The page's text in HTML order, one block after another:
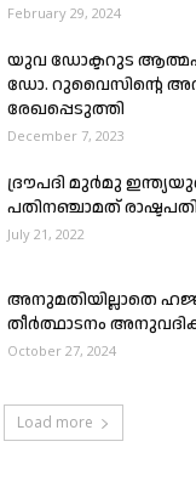
February 29, 2024
യുവ ഡോക്ടറുട
ഡോ. റുവൈസിന്റെ
രേഖപ്പെടുത്തി
December 7, 2023
ദ്രൗപദി മുര്‍മു
പതിനഞ്ചാമത് രാഷ്ടപതി
July 21, 2022
അനുമതിയില്ലാതെ
തീർത്ഥാടനം
October 27, 2024
Load more